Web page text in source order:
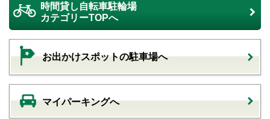
時間貸し自転車駐輪場
カテゴリーTOPへ
お出かけスポットの駐車場へ
マイパーキングへ